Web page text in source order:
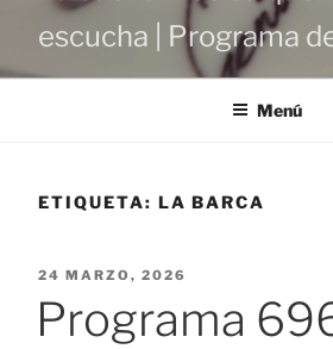
escucha | Programa
Menú
ETIQUETA: LA BARCA
PUBLICADO
24 MARZO, 2026
Programa